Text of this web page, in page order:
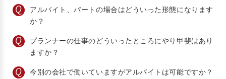
アルバイト、パートの場合はどういった形態になります
か？
プランナーの仕事のどういったところにやり甲斐はあり
ますか？
今別の会社で働いていますがアルバイトは可能ですか？